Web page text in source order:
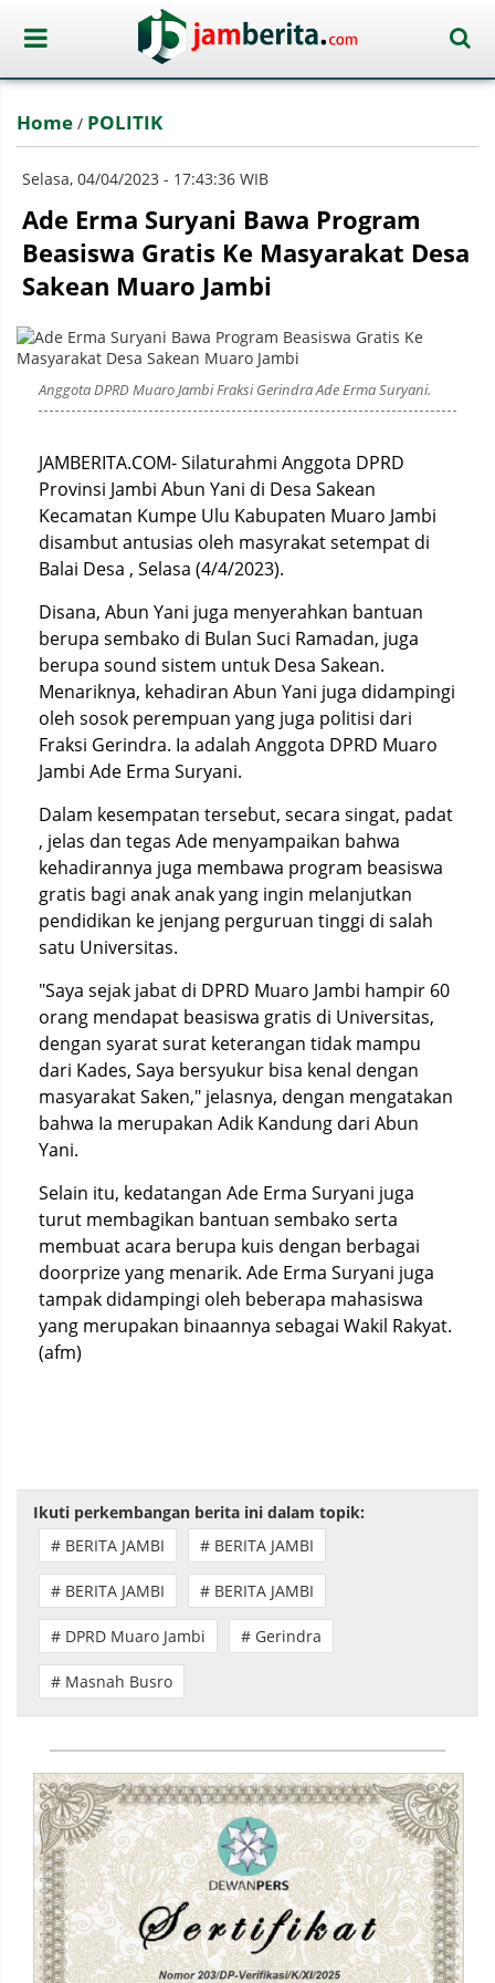
Home / POLITIK
Selasa, 04/04/2023 - 17:43:36 WIB
Ade Erma Suryani Bawa Program
Beasiswa Gratis Ke Masyarakat Desa
Sakean Muaro Jambi
Anggota DPRD Muaro Jambi Fraksi Gerindra Ade Erma Suryani.
JAMBERITA.COM- Silaturahmi Anggota DPRD
Provinsi Jambi Abun Yani di Desa Sakean
Kecamatan Kumpe Ulu Kabupaten Muaro Jambi
disambut antusias oleh masyrakat setempat di
Balai Desa , Selasa (4/4/2023).
Disana, Abun Yani juga menyerahkan bantuan
berupa sembako di Bulan Suci Ramadan, juga
berupa sound sistem untuk Desa Sakean.
Menariknya, kehadiran Abun Yani juga didampingi
oleh sosok perempuan yang juga politisi dari
Fraksi Gerindra. Ia adalah Anggota DPRD Muaro
Jambi Ade Erma Suryani.
Dalam kesempatan tersebut, secara singat, padat
, jelas dan tegas Ade menyampaikan bahwa
kehadirannya juga membawa program beasiswa
gratis bagi anak anak yang ingin melanjutkan
pendidikan ke jenjang perguruan tinggi di salah
satu Universitas.
"Saya sejak jabat di DPRD Muaro Jambi hampir 60
orang mendapat beasiswa gratis di Universitas,
dengan syarat surat keterangan tidak mampu
dari Kades, Saya bersyukur bisa kenal dengan
masyarakat Saken," jelasnya, dengan mengatakan
bahwa Ia merupakan Adik Kandung dari Abun
Yani.
Selain itu, kedatangan Ade Erma Suryani juga
turut membagikan bantuan sembako serta
membuat acara berupa kuis dengan berbagai
doorprize yang menarik. Ade Erma Suryani juga
tampak didampingi oleh beberapa mahasiswa
yang merupakan binaannya sebagai Wakil Rakyat.
(afm)
Ikuti perkembangan berita ini dalam topik:
# BERITA JAMBI
# BERITA JAMBI
# BERITA JAMBI # BERITA JAMBI
# DPRD Muaro Jambi # Gerindra
# Masnah Busro